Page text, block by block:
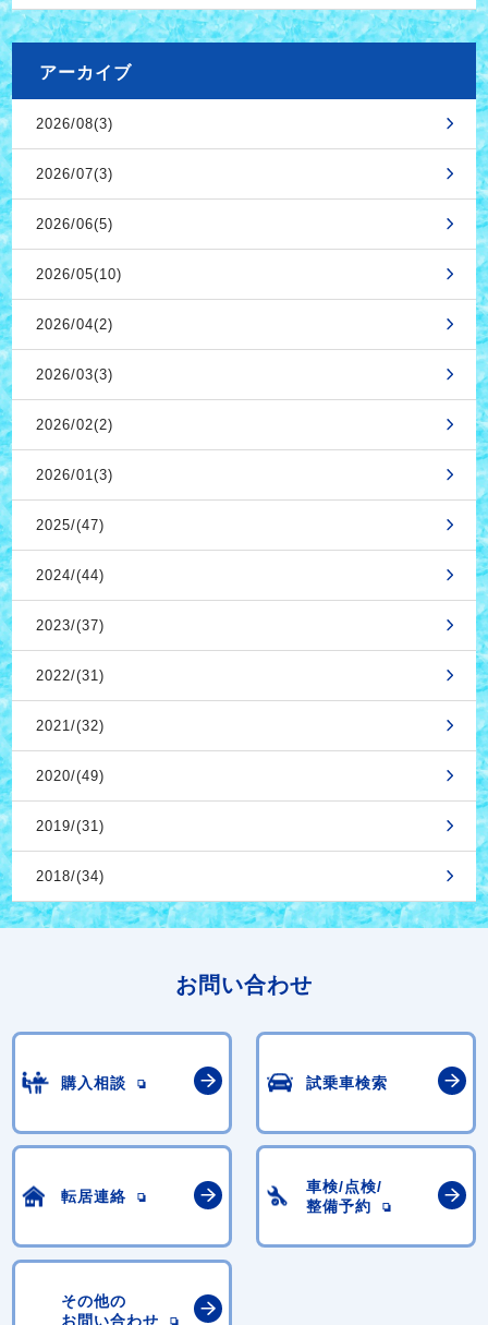
アーカイブ
2026/08(3)
2026/07(3)
2026/06(5)
2026/05(10)
2026/04(2)
2026/03(3)
2026/02(2)
2026/01(3)
2025/(47)
2024/(44)
2023/(37)
2022/(31)
2021/(32)
2020/(49)
2019/(31)
2018/(34)
お問い合わせ
購入相談 試乗車検索
転居連絡
車検/点検/
整備予約
その他の
お問い合わせ